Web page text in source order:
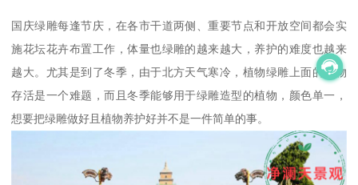
国庆绿雕每逢节庆，在各市干道两侧、重要节点和开放空间都会实
施花坛花卉布置工作，体量也绿雕的越来越大，养护的难度也越来
越大。尤其是到了冬季，由于北方天气寒冷，植物绿雕上面的植物
存活是一个难题，而且冬季能够用于绿雕造型的植物，颜色单一，
想要把绿雕做好且植物养护好并不是一件简单的事。